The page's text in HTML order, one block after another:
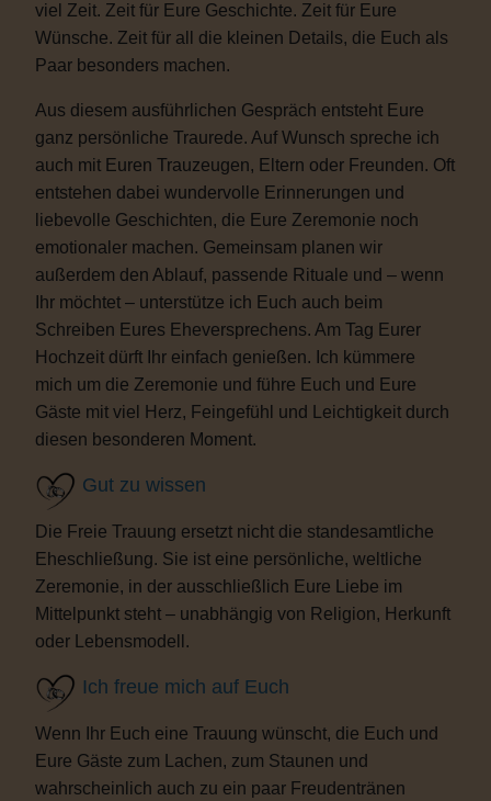
viel Zeit. Zeit für Eure Geschichte. Zeit für Eure
Wünsche. Zeit für all die kleinen Details, die Euch als
Paar besonders machen.
Aus diesem ausführlichen Gespräch entsteht Eure
ganz persönliche Traurede. Auf Wunsch spreche ich
auch mit Euren Trauzeugen, Eltern oder Freunden. Oft
entstehen dabei wundervolle Erinnerungen und
liebevolle Geschichten, die Eure Zeremonie noch
emotionaler machen. Gemeinsam planen wir
außerdem den Ablauf, passende Rituale und – wenn
Ihr möchtet – unterstütze ich Euch auch beim
Schreiben Eures Eheversprechens. Am Tag Eurer
Hochzeit dürft Ihr einfach genießen. Ich kümmere
mich um die Zeremonie und führe Euch und Eure
Gäste mit viel Herz, Feingefühl und Leichtigkeit durch
diesen besonderen Moment.
Gut zu wissen
Die Freie Trauung ersetzt nicht die standesamtliche
Eheschließung. Sie ist eine persönliche, weltliche
Zeremonie, in der ausschließlich Eure Liebe im
Mittelpunkt steht – unabhängig von Religion, Herkunft
oder Lebensmodell.
Ich freue mich auf Euch
Wenn Ihr Euch eine Trauung wünscht, die Euch und
Eure Gäste zum Lachen, zum Staunen und
wahrscheinlich auch zu ein paar Freudentränen